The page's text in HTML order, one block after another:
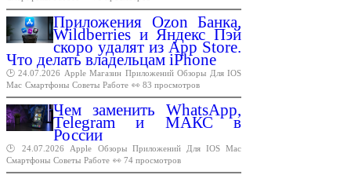
Приложения Ozon Банка,
Wildberries и Яндекс Пэй
скоро удалят из App Store.
Что делать владельцам iPhone
🕑 24.07.2026 Apple Магазин Приложений Обзоры Для IOS
Mac Смартфоны Советы Работе 👀 83 просмотров
Чем заменить WhatsApp,
Telegram и МАКС в
России
🕑 24.07.2026 Apple Обзоры Приложений Для IOS Mac
Смартфоны Советы Работе 👀 74 просмотров